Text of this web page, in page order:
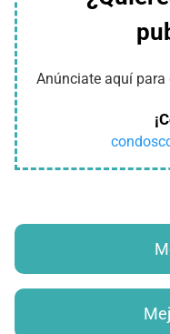
Anúnciate aquí